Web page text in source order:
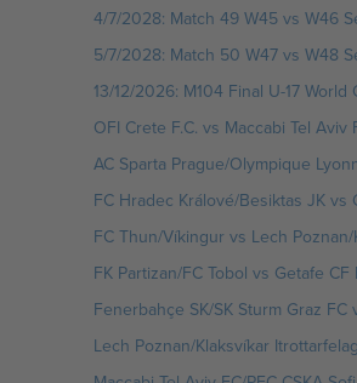
4/7/2028: Match 49 W45 vs W46
5/7/2028: Match 50 W47 vs W48
13/12/2026: M104 Final U-17
OFI Crete F.C. vs Maccabi Tel
AC Sparta Prague/Olympique
FC Hradec Králové/Besiktas JK
FC Thun/Víkingur vs Lech
FK Partizan/FC Tobol vs Getafe
Fenerbahçe SK/SK Sturm Graz
Lech Poznan/Klaksvíkar